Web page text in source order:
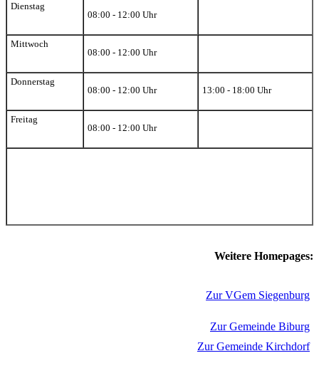
Dienstag
08:00 - 12:00 Uhr
Mittwoch
08:00 - 12:00 Uhr
Donnerstag
08:00 - 12:00 Uhr
13:00 - 18:00 Uhr
Freitag
08:00 - 12:00 Uhr
Weitere Homepages:
Zur VGem Siegenburg
Zur Gemeinde Biburg
Zur Gemeinde Kirchdorf